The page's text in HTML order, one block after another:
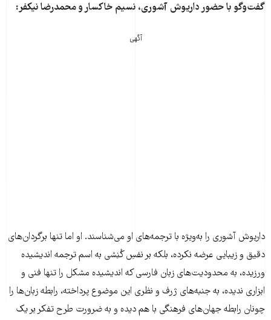
گفت‌وگو با حضور داریوش آشوری، نسیم خاکسار و محمدرضا نیکفر:
آگهی
داریوش آشوری را به‌ویژه با ترجمه‌های او می‌شناسند. او اما تنها برگردان‌های
دقیق و زیبایی عرضه نکرده، بلکه بر نفسِ کُنِشی به اسم ترجمه اندیشیده
ورزیده، به محدودیت‌های زبان فارسی که اندیشیده مشکل را تنها فنی و
ابزاری ندیده، به جنبه‌های ژرف و نظری این موضوع پرداخته، رابطه زبان‌ها را
چونان رابطه جهان‌های فرهنگی با هم دیده و به ضرورت طرح تفکر بر یک